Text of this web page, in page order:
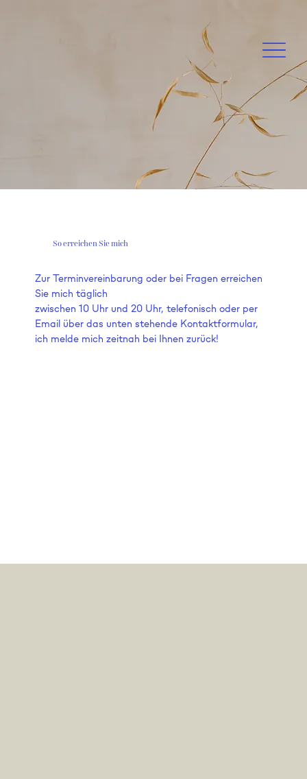
So erreichen Sie mich
Zur Terminvereinbarung oder bei Fragen erreichen
Sie mich täglich
zwischen 10 Uhr und 20 Uhr, telefonisch oder per
Email über das unten stehende Kontaktformular,
ich melde mich zeitnah bei Ihnen zurück!